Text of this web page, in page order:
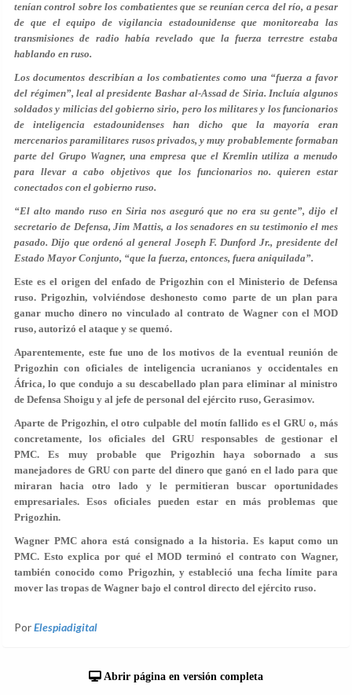
tenían control sobre los combatientes que se reunían cerca del río, a pesar
de que el equipo de vigilancia estadounidense que monitoreaba las
transmisiones de radio había revelado que la fuerza terrestre estaba
hablando en ruso.
Los documentos describían a los combatientes como una “fuerza a favor
del régimen”, leal al presidente Bashar al-Assad de Siria. Incluía algunos
soldados y milicias del gobierno sirio, pero los militares y los funcionarios
de inteligencia estadounidenses han dicho que la mayoría eran
mercenarios paramilitares rusos privados, y muy probablemente formaban
parte del Grupo Wagner, una empresa que el Kremlin utiliza a menudo
para llevar a cabo objetivos que los funcionarios no. quieren estar
conectados con el gobierno ruso.
“El alto mando ruso en Siria nos aseguró que no era su gente”, dijo el
secretario de Defensa, Jim Mattis, a los senadores en su testimonio el mes
pasado. Dijo que ordenó al general Joseph F. Dunford Jr., presidente del
Estado Mayor Conjunto, “que la fuerza, entonces, fuera aniquilada”.
Este es el origen del enfado de Prigozhin con el Ministerio de Defensa
ruso. Prigozhin, volviéndose deshonesto como parte de un plan para
ganar mucho dinero no vinculado al contrato de Wagner con el MOD
ruso, autorizó el ataque y se quemó.
Aparentemente, este fue uno de los motivos de la eventual reunión de
Prigozhin con oficiales de inteligencia ucranianos y occidentales en
África, lo que condujo a su descabellado plan para eliminar al ministro
de Defensa Shoigu y al jefe de personal del ejército ruso, Gerasimov.
Aparte de Prigozhin, el otro culpable del motín fallido es el GRU o, más
concretamente, los oficiales del GRU responsables de gestionar el
PMC. Es muy probable que Prigozhin haya sobornado a sus
manejadores de GRU con parte del dinero que ganó en el lado para que
miraran hacia otro lado y le permitieran buscar oportunidades
empresariales. Esos oficiales pueden estar en más problemas que
Prigozhin.
Wagner PMC ahora está consignado a la historia. Es kaput como un
PMC. Esto explica por qué el MOD terminó el contrato con Wagner,
también conocido como Prigozhin, y estableció una fecha límite para
mover las tropas de Wagner bajo el control directo del ejército ruso.
PorElespiadigital
Abrir página en versión completa